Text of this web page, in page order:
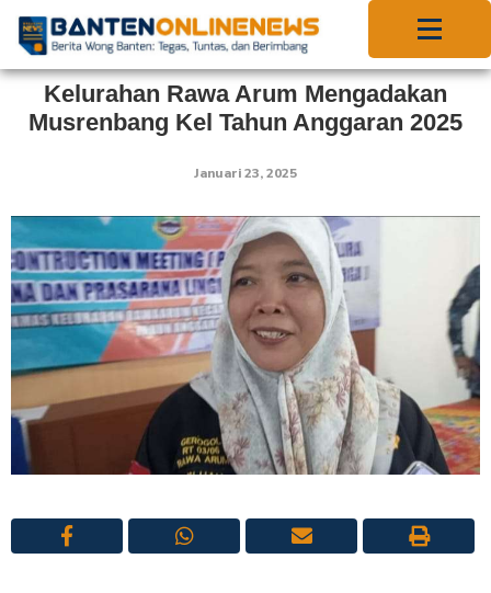
Kelurahan Rawa Arum Mengadakan
Musrenbang Kel Tahun Anggaran 2025
Januari 23, 2025